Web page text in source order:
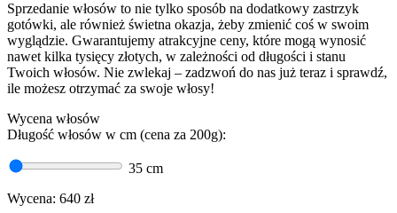
Sprzedanie włosów to nie tylko sposób na dodatkowy zastrzyk
gotówki, ale również świetna okazja, żeby zmienić coś w swoim
wyglądzie. Gwarantujemy atrakcyjne ceny, które mogą wynosić
nawet kilka tysięcy złotych, w zależności od długości i stanu
Twoich włosów. Nie zwlekaj – zadzwoń do nas już teraz i sprawdź,
ile możesz otrzymać za swoje włosy!
Wycena włosów
Długość włosów w cm (cena za 200g):
35 cm
Wycena: 640 zł